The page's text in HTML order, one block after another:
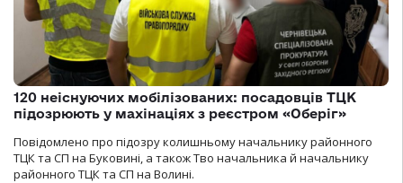
120 неіснуючих мобілізованих: посадовців ТЦК
підозрюють у махінаціях з реєстром «Оберіг»
Повідомлено про підозру колишньому начальнику районного
ТЦК та СП на Буковині, а також Тво начальника й начальнику
районного ТЦК та СП на Волині.